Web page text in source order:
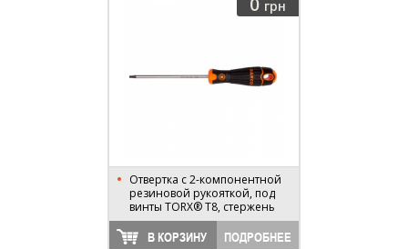
грн
Отвертка с 2-компонентной
резиновой рукояткой, под
винты TORX® T8, стержень
75 мм, длина 170 мм
В КОРЗИНУ ПОДРОБНЕЕ